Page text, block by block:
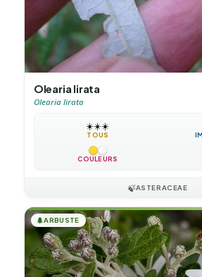
Olearia lirata
Olearia lirata
☀️☀️☀️
TOUS
COULEURS
🍃ASTERACEAE
🌲ARBUSTE